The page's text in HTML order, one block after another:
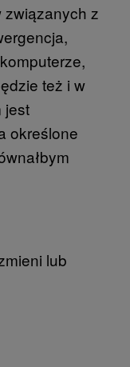
z
też i w
jest
określone
lub